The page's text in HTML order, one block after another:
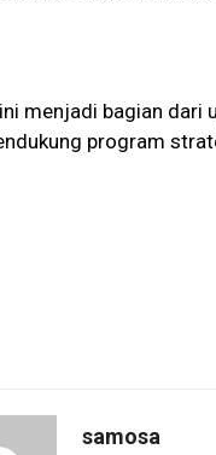
menjadi bagian dari
program
samosa